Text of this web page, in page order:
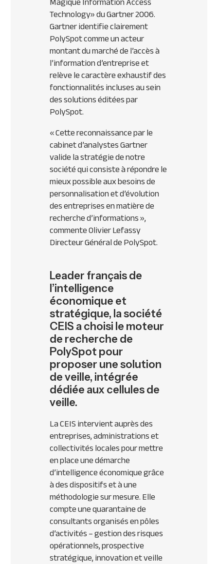
Technology» du Gartner 2006.
Gartner identifie clairement
PolySpot comme un acteur
montant du marché de l’accès à
l’information d’entreprise et
relève le caractère exhaustif des
fonctionnalités incluses au sein
des solutions éditées par
PolySpot.
« Cette reconnaissance par le
cabinet d’analystes Gartner
valide la stratégie de notre
société qui consiste à répondre le
mieux possible aux besoins de
personnalisation et d’évolution
des entreprises en matière de
recherche d’informations »,
commente Olivier Lefassy
Directeur Général de PolySpot.
Leader français de
l’intelligence
économique et
stratégique, la société
CEIS a choisi le moteur
de recherche de
PolySpot pour
proposer une solution
de veille, intégrée
dédiée aux cellules de
veille.
La CEIS intervient auprès des
entreprises, administrations et
collectivités locales pour mettre
en place une démarche
d’intelligence économique grâce
à des dispositifs et à une
méthodologie sur mesure. Elle
compte une quarantaine de
consultants organisés en pôles
d’activités – gestion des risques
opérationnels, prospective
stratégique, innovation et veille